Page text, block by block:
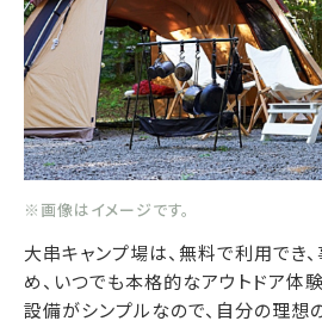
※画像はイメージです。
大串キャンプ場は、無料で利用でき
め、いつでも本格的なアウトドア体
設備がシンプルなので、自分の理想